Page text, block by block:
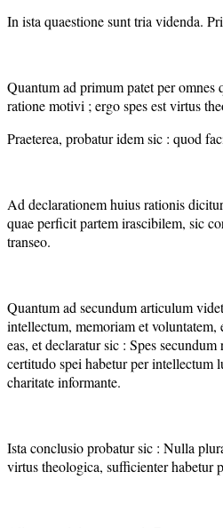
In ista quaestione sunt tria videnda.
Quantum ad primum patet per
ratione motivi ; ergo spes est virtus
Praeterea, probatur idem sic : quod
Ad declarationem huius rationis
quae perficit partem irascibilem, sic
transeo.
Quantum ad secundum articulum
intellectum, memoriam et
eas, et declaratur sic : Spes
certitudo spei habetur per intellectum
charitate informante.
Ista conclusio probatur sic : Nulla
virtus theologica, sufficienter habetur